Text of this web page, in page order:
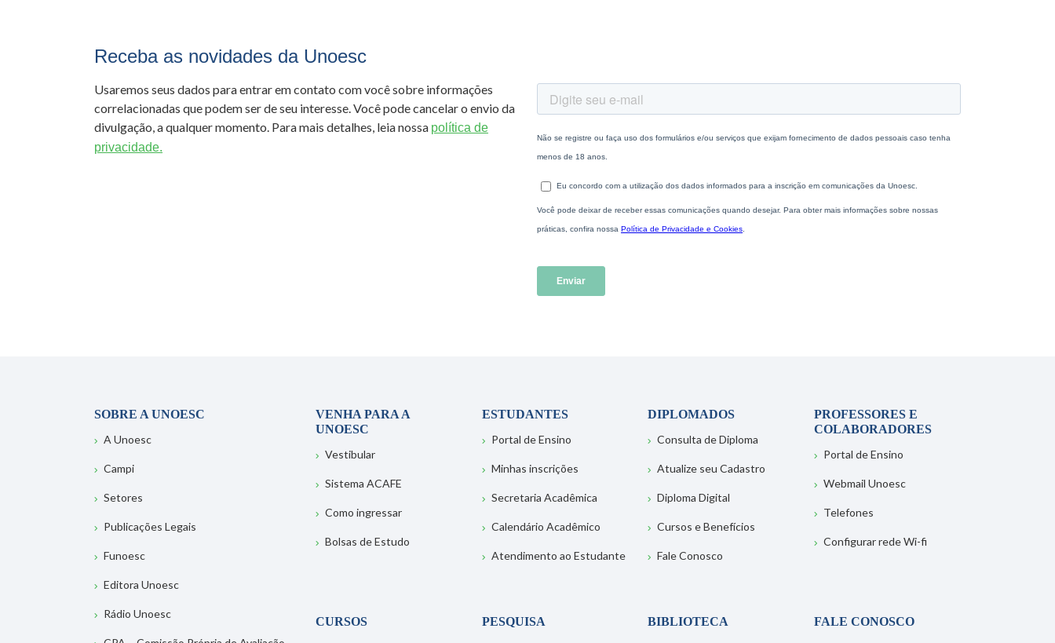
Receba as novidades da Unoesc
Usaremos seus dados para entrar em contato com você sobre informações
correlacionadas que podem ser de seu interesse. Você pode cancelar o envio da
divulgação, a qualquer momento. Para mais detalhes, leia nossa política de
privacidade.
SOBRE A UNOESC
A Unoesc
Campi
Setores
Publicações Legais
Funoesc
Editora Unoesc
Rádio Unoesc
VENHA PARA A
UNOESC
Vestibular
Sistema ACAFE
Como ingressar
Bolsas de Estudo
ESTUDANTES
Portal de Ensino
Minhas inscrições
Secretaria Acadêmica
Calendário Acadêmico
Atendimento ao Estudante
DIPLOMADOS
Consulta de Diploma
Atualize seu Cadastro
Diploma Digital
Cursos e Benefícios
Fale Conosco
PROFESSORES E
COLABORADORES
Portal de Ensino
Webmail Unoesc
Telefones
Configurar rede Wi-fi
CURSOS
PESQUISA
BIBLIOTECA
FALE CONOSCO